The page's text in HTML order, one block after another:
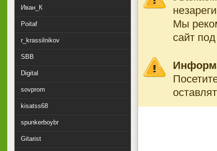
Мы
сайт
Иван_К
Poitaf
r_krassilnikov
SBB
Digital
sovprom
kisatss68
spunkerboybr
Gitarist